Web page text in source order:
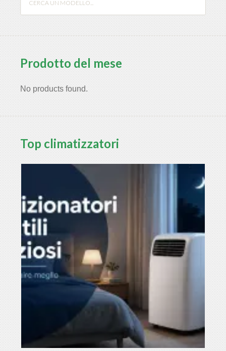
Prodotto del mese
No products found.
Top climatizzatori